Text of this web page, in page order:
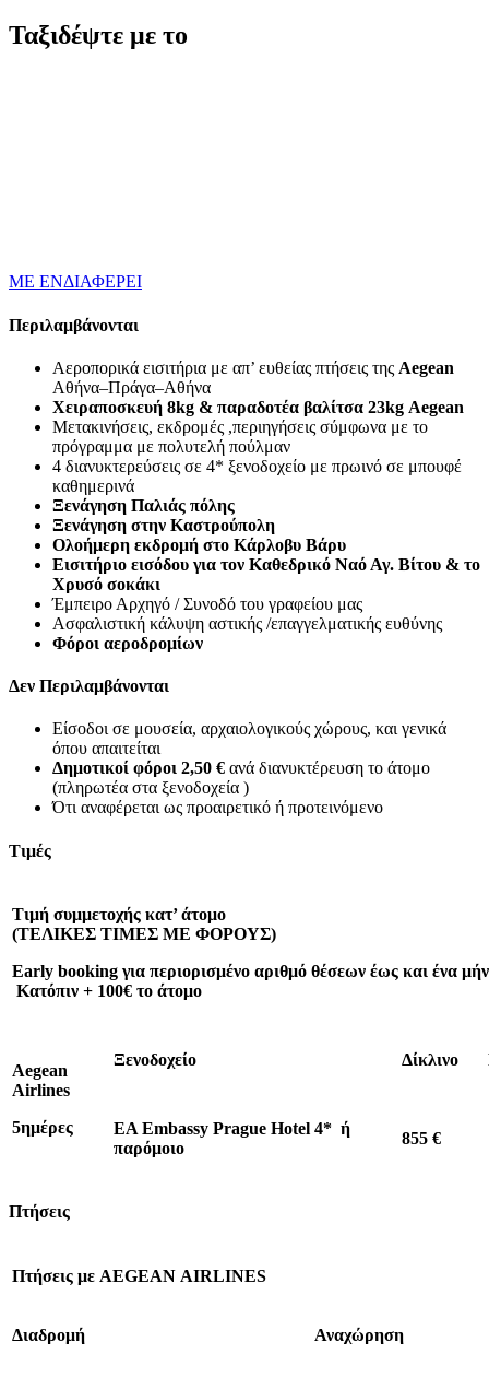
Ταξιδέψτε με το
ΜΕ ΕΝΔΙΑΦΕΡΕΙ
Περιλαμβάνονται
Αεροπορικά εισιτήρια με απ’ ευθείας πτήσεις της Aegean
Αθήνα–Πράγα–Αθήνα
Χειραποσκευή 8kg & παραδοτέα βαλίτσα 23kg Aegean
Μετακινήσεις, εκδρομές ,περιηγήσεις σύμφωνα με το
πρόγραμμα με πολυτελή πούλμαν
4 διανυκτερεύσεις σε 4* ξενοδοχείο με πρωινό σε μπουφέ
καθημερινά
Ξενάγηση Παλιάς πόλης
Ξενάγηση στην Καστρούπολη
Ολοήμερη εκδρομή στο Κάρλοβυ Βάρυ
Εισιτήριο εισόδου για τον Καθεδρικό Ναό Αγ. Βίτου & το
Χρυσό σοκάκι
Έμπειρο Αρχηγό / Συνοδό του γραφείου μας
Ασφαλιστική κάλυψη αστικής /επαγγελματικής ευθύνης
Φόροι αεροδρομίων
Δεν Περιλαμβάνονται
Είσοδοι σε μουσεία, αρχαιολογικούς χώρους, και γενικά
όπου απαιτείται
Δημοτικοί φόροι 2,50 € ανά διανυκτέρευση το άτομο
(πληρωτέα στα ξενοδοχεία )
Ότι αναφέρεται ως προαιρετικό ή προτεινόμενο
Τιμές
Τιμή συμμετοχής κατ’ άτομο
(ΤΕΛΙΚΕΣ ΤΙΜΕΣ ΜΕ ΦΟΡΟΥΣ)
Early booking για περιορισμένο αριθμό θέσεων έως και ένα
Κατόπιν + 100€ το άτομο
Aegean
Airlines
5ημέρες
Ξενοδοχείο Δίκλινο
EA Embassy Prague Hotel 4* ή
παρόμοιο
855 €
Πτήσεις
Πτήσεις με AEGEAN AIRLINES
Διαδρομή Αναχώρηση